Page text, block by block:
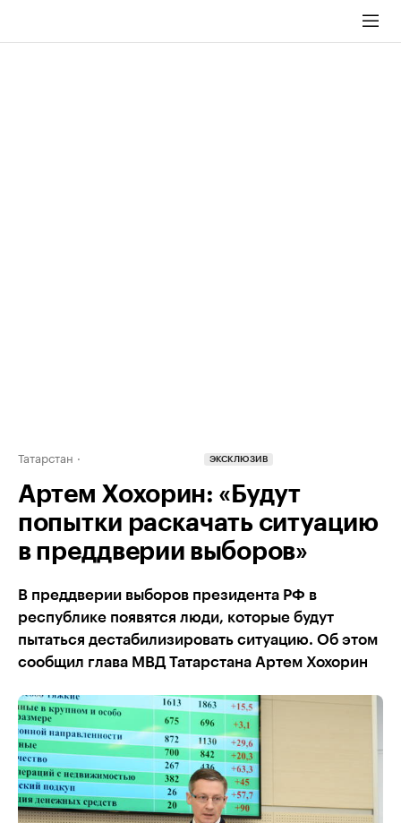
Татарстан ЭКСКЛЮЗИВ
Артем Хохорин: «Будут
попытки раскачать ситуацию
в преддверии выборов»
В преддверии выборов президента РФ в
республике появятся люди, которые будут
пытаться дестабилизировать ситуацию. Об этом
сообщил глава МВД Татарстана Артем Хохорин